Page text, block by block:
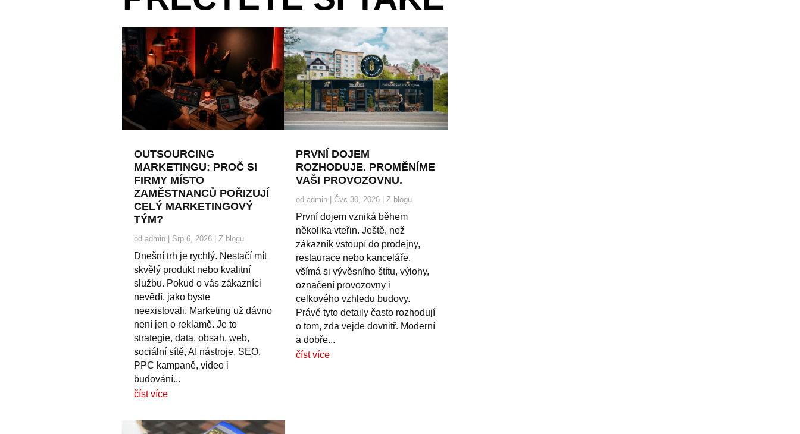
OUTSOURCING
MARKETINGU: PROČ SI
FIRMY MÍSTO
ZAMĚSTNANCŮ POŘIZUJÍ
CELÝ MARKETINGOVÝ
TÝM?
odadmin | Srp 6, 2026 | Z blogu
Dnešní trh je rychlý. Nestačí mít
skvělý produkt nebo kvalitní
službu. Pokud o vás zákazníci
nevědí, jako byste
neexistovali. Marketing už dávno
není jen o reklamě. Je to
strategie, data, obsah, web,
sociální sítě, AI nástroje, SEO,
PPC kampaně, video i
budování...
číst více
PRVNÍ DOJEM
ROZHODUJE. PROMĚNÍME
VAŠI PROVOZOVNU.
odadmin |Čvc 30, 2026 | Z blogu
První dojem vzniká během
několika vteřin. Ještě, než
zákazník vstoupí do prodejny,
restaurace nebo kanceláře,
všímá si vývěsního štítu, výlohy,
označení provozovny i
celkového vzhledu budovy.
Právě tyto detaily často rozhodují
o tom, zda vejde dovnitř. Moderní
a dobře...
číst více